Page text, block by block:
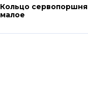
Кольцо сервопоршня
малое